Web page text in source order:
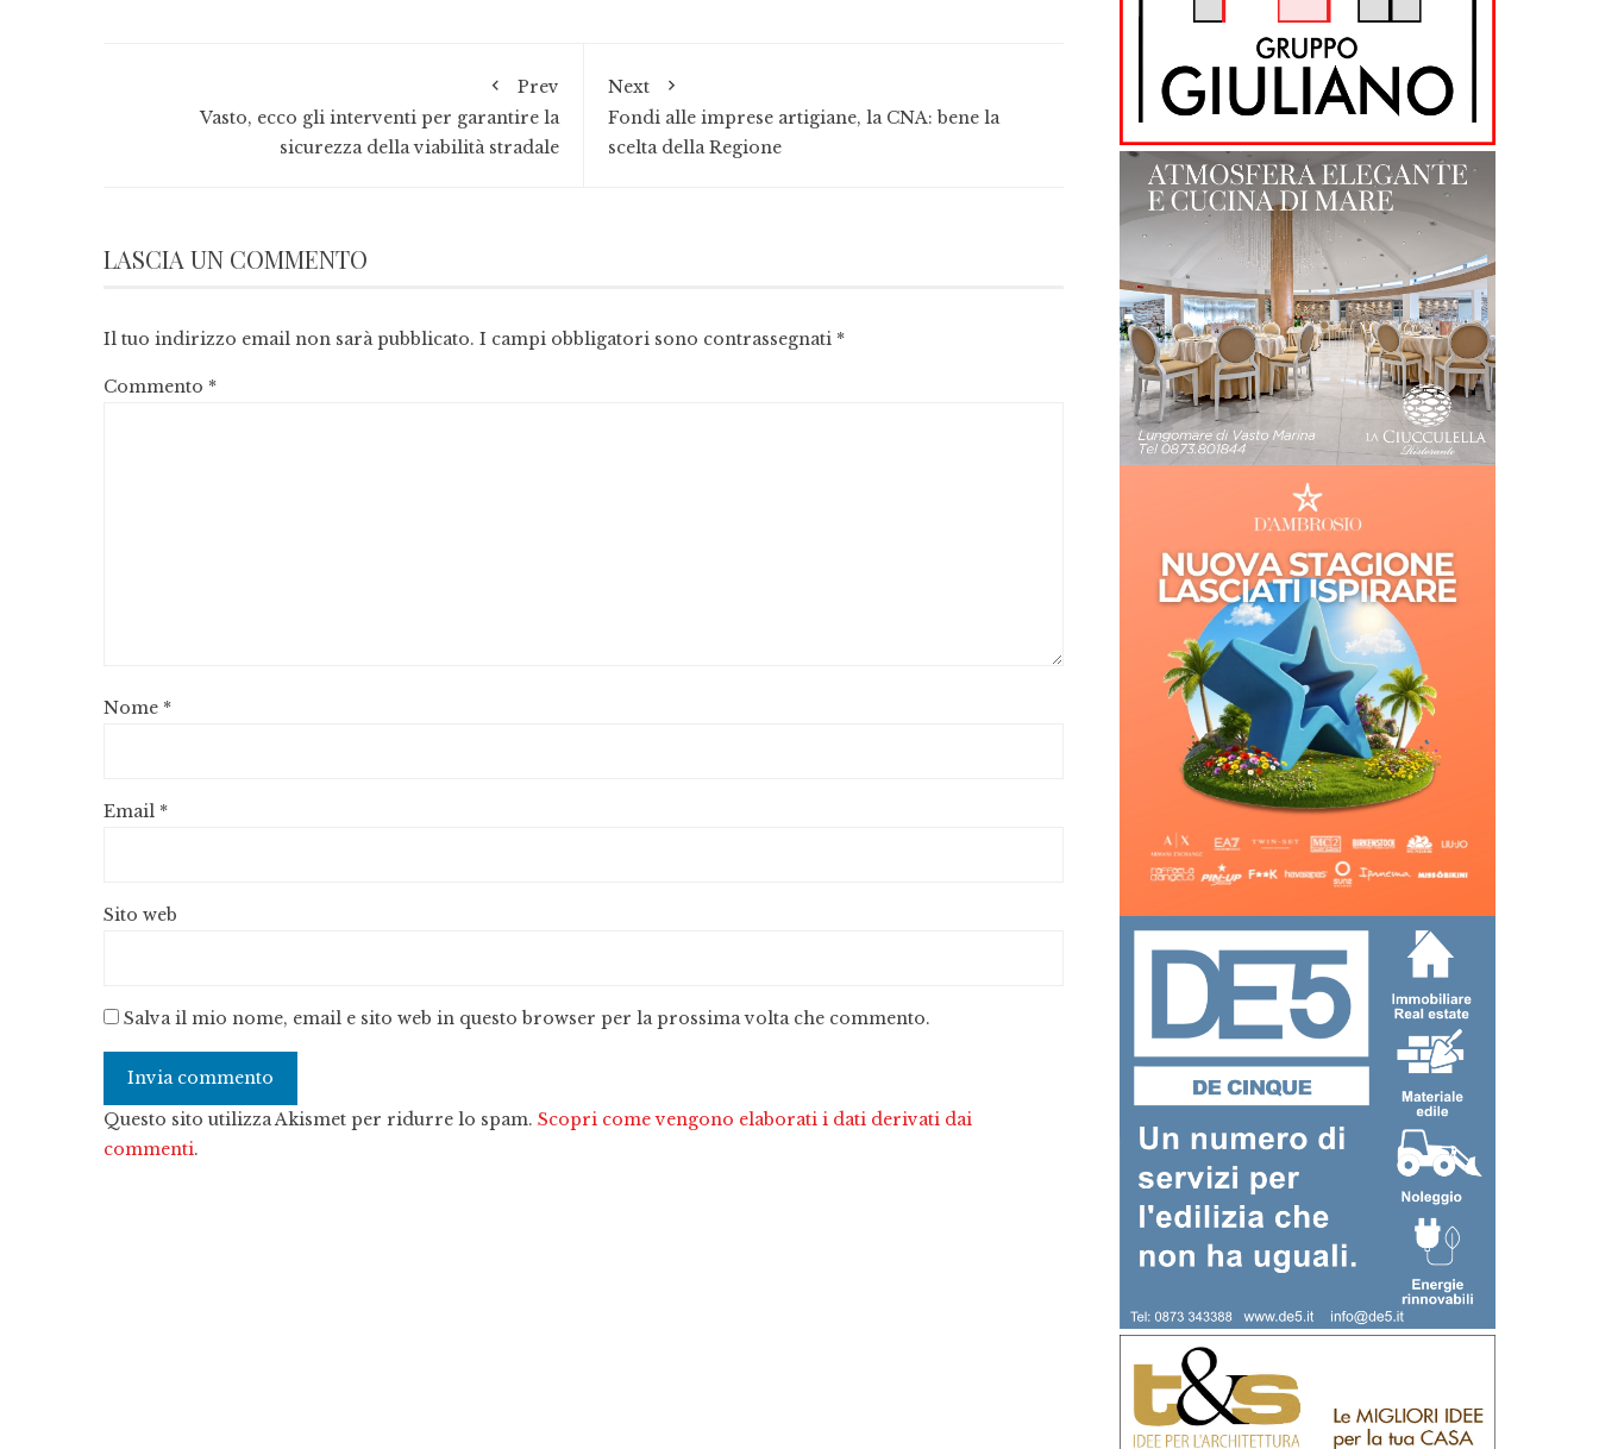
Prev
Vasto, ecco gli interventi per garantire la
sicurezza della viabilità stradale
Next
Fondi alle imprese artigiane, la CNA: bene la
scelta della Regione
LASCIA UN COMMENTO
Il tuo indirizzo email non sarà pubblicato. I campi obbligatori sono contrassegnati *
Commento *
Nome *
Email *
Sito web
Salva il mio nome, email e sito web in questo browser per la prossima volta che commento.
Questo sito utilizza Akismet per ridurre lo spam. Scopri come vengono elaborati i dati derivati dai
commenti.